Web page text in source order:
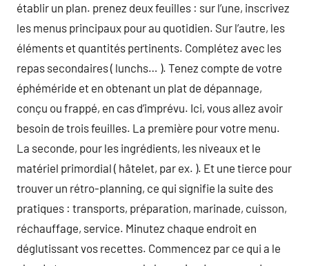
établir un plan. prenez deux feuilles : sur l’une, inscrivez
les menus principaux pour au quotidien. Sur l’autre, les
éléments et quantités pertinents. Complétez avec les
repas secondaires ( lunchs… ). Tenez compte de votre
éphéméride et en obtenant un plat de dépannage,
conçu ou frappé, en cas d’imprévu. Ici, vous allez avoir
besoin de trois feuilles. La première pour votre menu.
La seconde, pour les ingrédients, les niveaux et le
matériel primordial ( hâtelet, par ex. ). Et une tierce pour
trouver un rétro-planning, ce qui signifie la suite des
pratiques : transports, préparation, marinade, cuisson,
réchauffage, service. Minutez chaque endroit en
déglutissant vos recettes. Commencez par ce qui a le